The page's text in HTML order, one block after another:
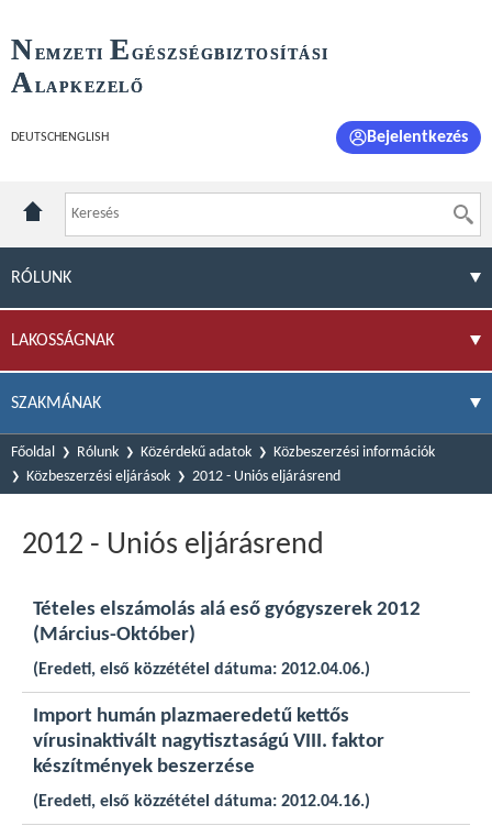
NEMZETI E GÉSZSÉGBIZTOSÍTÁSI
ALAPKEZELŐ
DEUTSCH ENGLISH Bejelentkezés
RÓLUNK
LAKOSSÁGNAK
SZAKMÁNAK
Főoldal Rólunk Közérdekű adatok
Közbeszerzési információk
Közbeszerzési eljárások
2012 - Uniós eljárásrend
2012 - Uniós eljárásrend
Tételes elszámolás alá eső gyógyszerek 2012
(Március-Október)
(Eredeti, első közzététel dátuma: 2012.04.06.)
Import humán plazmaeredetű kettős
vírusinaktivált nagytisztaságú VIII. faktor
készítmények beszerzése
(Eredeti, első közzététel dátuma: 2012.04.16.)